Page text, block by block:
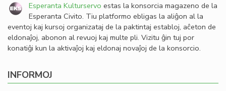
Esperanta Kulturservo estas la konsorcia magazeno de la
Esperanta Civito. Tiu platformo ebligas la aliĝon al la
eventoj kaj kursoj organizataj de la paktintaj establoj, aĉeton de
eldonaĵoj, abonon al revuoj kaj multe pli. Vizitu ĝin tuj por
konatiĝi kun la aktivaĵoj kaj eldonaj novaĵoj de la konsorcio.
INFORMOJ